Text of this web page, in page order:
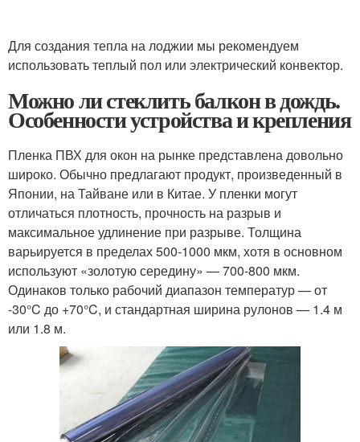
Для создания тепла на лоджии мы рекомендуем
использовать теплый пол или электрический конвектор.
Можно ли стеклить балкон в дождь.
Особенности устройства и крепления
Пленка ПВХ для окон на рынке представлена довольно
широко. Обычно предлагают продукт, произведенный в
Японии, на Тайване или в Китае. У пленки могут
отличаться плотность, прочность на разрыв и
максимальное удлинение при разрыве. Толщина
варьируется в пределах 500-1000 мкм, хотя в основном
используют «золотую середину» — 700-800 мкм.
Одинаков только рабочий диапазон температур — от
-30°C до +70°C, и стандартная ширина рулонов — 1.4 м
или 1.8 м.